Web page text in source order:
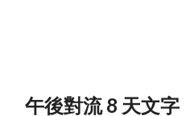
午後對流 8 天文字